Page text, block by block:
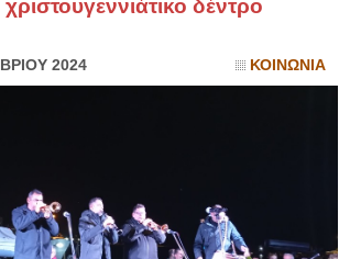
δέντρο
2024 ΚΟΙΝΩΝΙΑ